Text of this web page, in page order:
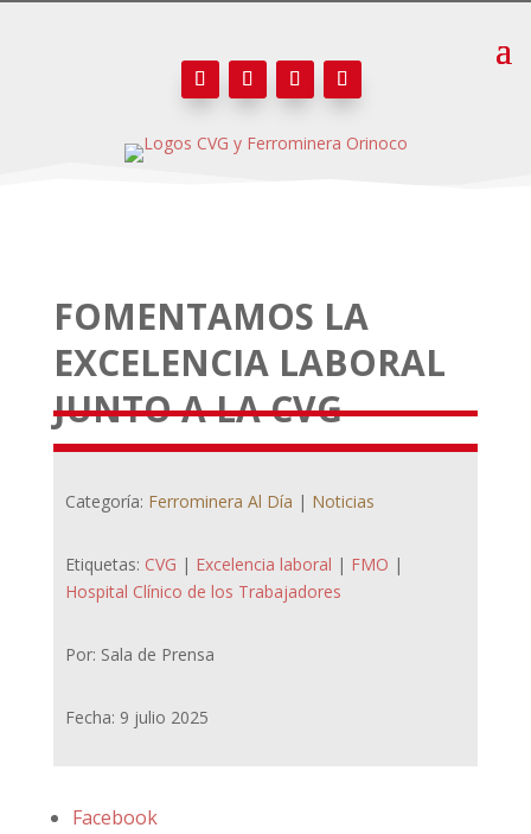
FOMENTAMOS LA
EXCELENCIA LABORAL
JUNTO A LA CVG
Categoría: Ferrominera Al Día | Noticias
Etiquetas: CVG | Excelencia laboral | FMO |
Hospital Clínico de los Trabajadores
Por: Sala de Prensa
Fecha: 9 julio 2025
Facebook